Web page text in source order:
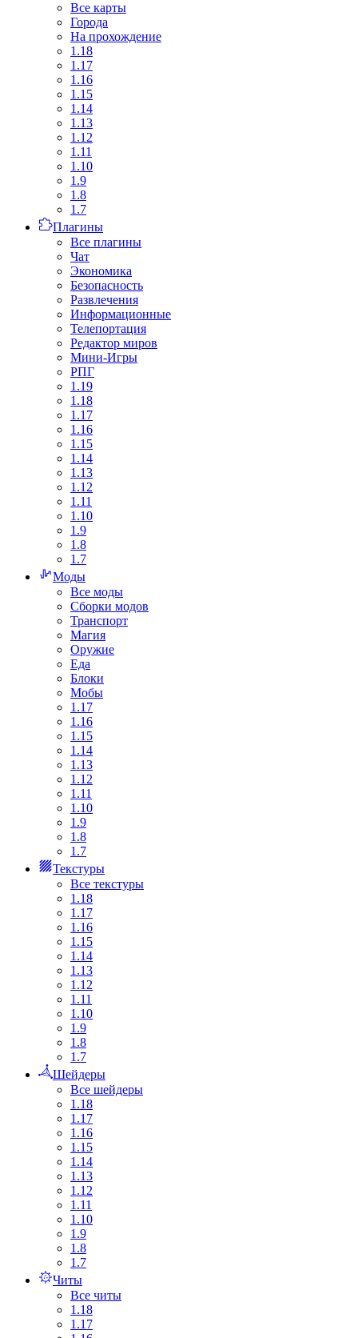
Все карты
Города
На прохождение
1.18
1.17
1.16
1.15
1.14
1.13
1.12
1.11
1.10
1.9
1.8
1.7
Плагины
Все плагины
Чат
Экономика
Безопасность
Развлечения
Информационные
Телепортация
Редактор миров
Мини-Игры
РПГ
1.19
1.18
1.17
1.16
1.15
1.14
1.13
1.12
1.11
1.10
1.9
1.8
1.7
Моды
Все моды
Сборки модов
Транспорт
Магия
Оружие
Еда
Блоки
Мобы
1.17
1.16
1.15
1.14
1.13
1.12
1.11
1.10
1.9
1.8
1.7
Текстуры
Все текстуры
1.18
1.17
1.16
1.15
1.14
1.13
1.12
1.11
1.10
1.9
1.8
1.7
Шейдеры
Все шейдеры
1.18
1.17
1.16
1.15
1.14
1.13
1.12
1.11
1.10
1.9
1.8
1.7
Читы
Все читы
1.18
1.17